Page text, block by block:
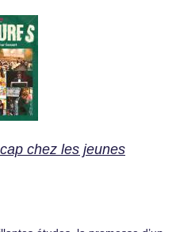
chez les jeunes